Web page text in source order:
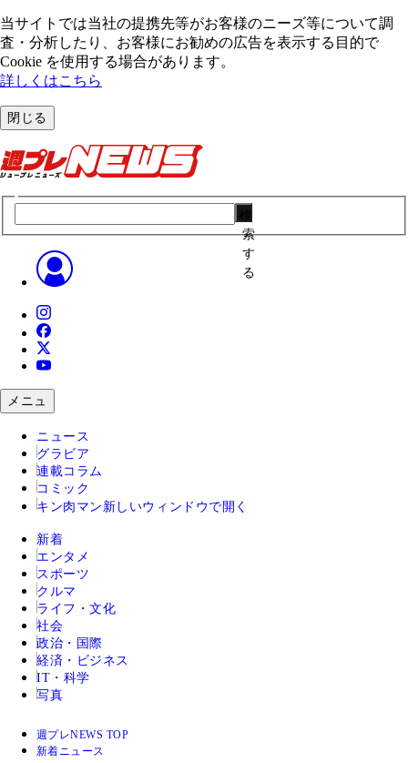
当サイトでは当社の提携先等がお客様のニーズ等について調
査・分析したり、お客様にお勧めの広告を表⽰する⽬的で
Cookie を使⽤する場合があります。
詳しくはこちら
閉じる
索
す
る
メニュ
ニュース
グラビア
連載コラム
コミック
キン肉マン 新しいウィンドウで開く
新着
エンタメ
スポーツ
クルマ
ライフ・文化
社会
政治・国際
経済・ビジネス
IT・科学
写真
週プレNEWS TOP
新着ニュース